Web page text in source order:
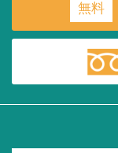
無料